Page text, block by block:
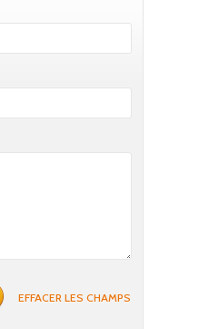
EFFACER LES CHAMPS